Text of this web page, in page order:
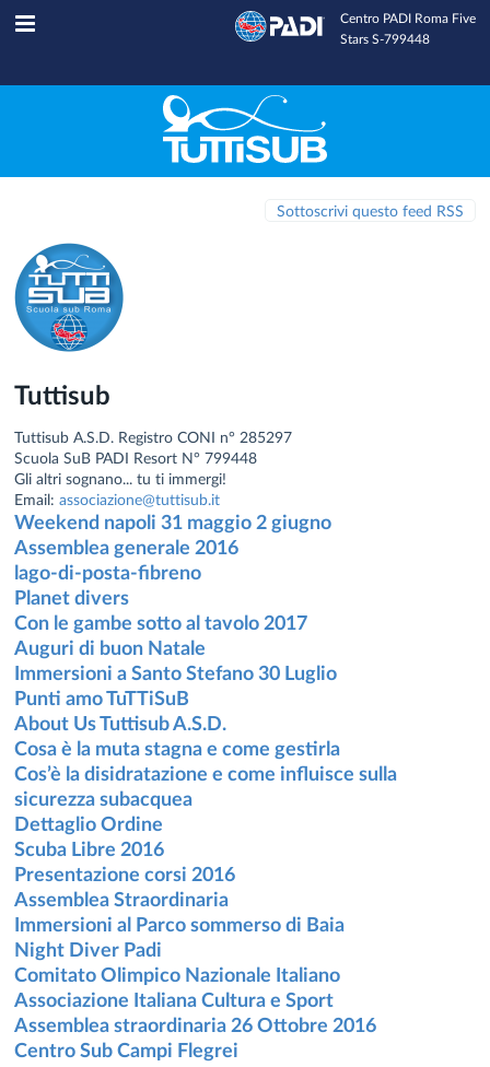
Centro PADI Roma Five
Stars S-799448
Tuttisub INFOLINE
Sottoscrivi questo feed RSS
Tuttisub
Tuttisub A.S.D. Registro CONI n° 285297
Scuola SuB PADI Resort N° 799448
Gli altri sognano... tu ti immergi!
Email:associazione@tuttisub.it
Weekend napoli 31 maggio 2 giugno
Assemblea generale 2016
lago-di-posta-fibreno
Planet divers
Con le gambe sotto al tavolo 2017
Auguri di buon Natale
Immersioni a Santo Stefano 30 Luglio
Punti amo TuTTiSuB
About Us Tuttisub A.S.D.
Cosa è la muta stagna e come gestirla
Cos’è la disidratazione e come influisce sulla
sicurezza subacquea
Dettaglio Ordine
Scuba Libre 2016
Presentazione corsi 2016
Assemblea Straordinaria
Immersioni al Parco sommerso di Baia
Night Diver Padi
Comitato Olimpico Nazionale Italiano
Associazione Italiana Cultura e Sport
Assemblea straordinaria 26 Ottobre 2016
Centro Sub Campi Flegrei